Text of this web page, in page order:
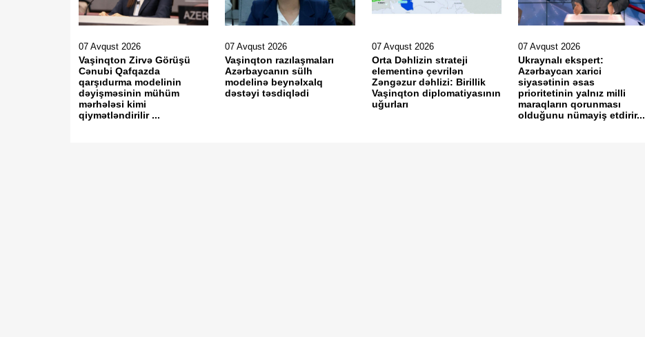
07 Avqust 2026
Vaşinqton Zirvə Görüşü
Cənubi Qafqazda
qarşıdurma modelinin
dəyişməsinin mühüm
mərhələsi kimi
qiymətləndirilir ...
07 Avqust 2026
Vaşinqton razılaşmaları
Azərbaycanın sülh
modelinə beynəlxalq
dəstəyi təsdiqlədi
07 Avqust 2026
Orta Dəhlizin strateji
elementinə çevrilən
Zəngəzur dəhlizi: Birillik
Vaşinqton diplomatiyasının
uğurları
07 Avqust 2026
Ukraynalı ekspert:
Azərbaycan xarici
siyasətinin əsas
prioritetinin yalnız milli
maraqların qorunması
olduğunu nümayiş etdirir...